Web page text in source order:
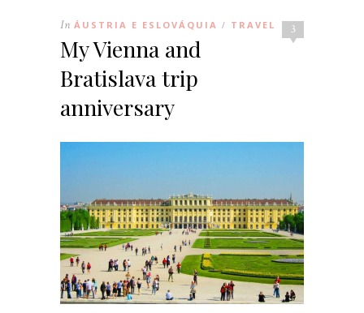
3
In ÁUSTRIA E ESLOVÁQUIA / TRAVEL
My Vienna and
Bratislava trip
anniversary